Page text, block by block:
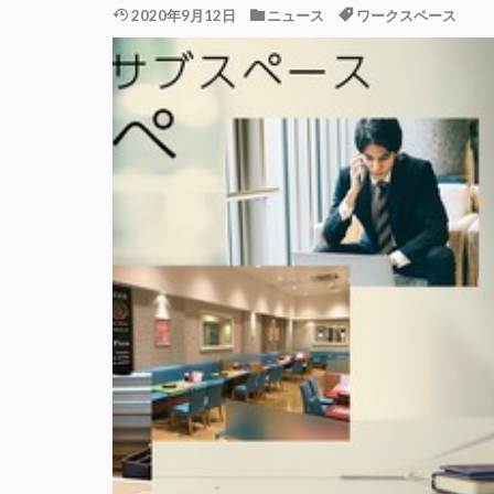
2020年9月12日 ニュース ワークスペース